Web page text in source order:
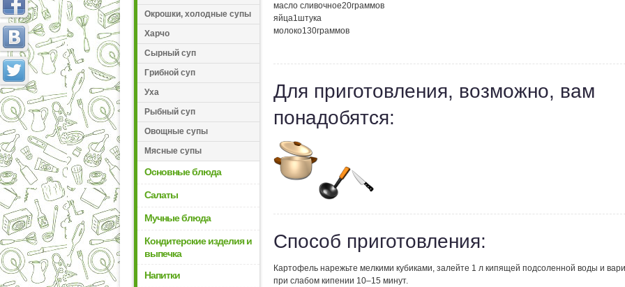
Окрошки, холодные супы
Харчо
Сырный суп
Грибной суп
Уха
Рыбный суп
Овощные супы
Мясные супы
Основные блюда
Салаты
Мучные блюда
Кондитерские изделия и
выпечка
Напитки
масло сливочное20граммов
яйца1штука
молоко130граммов
Для приготовления, возможно, вам
понадобятся:
Способ приготовления:
Картофель нарежьте мелкими кубиками, залейте 1 л кипящей подсоленной воды и
при слабом кипении 10–15 минут.